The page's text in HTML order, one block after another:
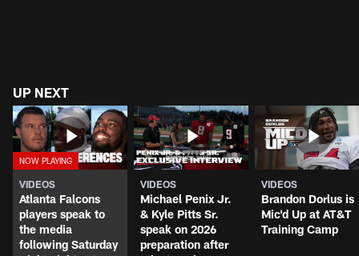
UP NEXT
VIDEOS
Atlanta Falcons
players speak to
the media
following Saturday
VIDEOS
Michael Penix Jr.
& Kyle Pitts Sr.
speak on 2026
preparation after
VIDEOS
Brandon Dorlus is
Mic'd Up at AT&T
Training Camp